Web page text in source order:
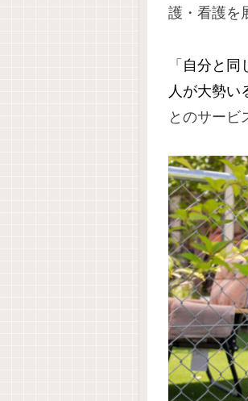
護・看護を
「 自分と同
人が大勢い
とのサービ